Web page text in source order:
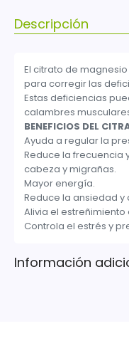
Descripción
Información
El citrato de
para corregir las
Estas deficiencias
calambres
BENEFICIOS DEL
Ayuda a regular la
Reduce la frecuencia
cabeza y migrañas.
Mayor energía.
Reduce la ansiedad
Alivia el
Controla el estrés y